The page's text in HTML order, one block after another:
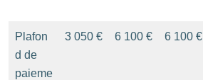
Plafon
d de
paieme
3 050 € 6 100 € 6 100 €